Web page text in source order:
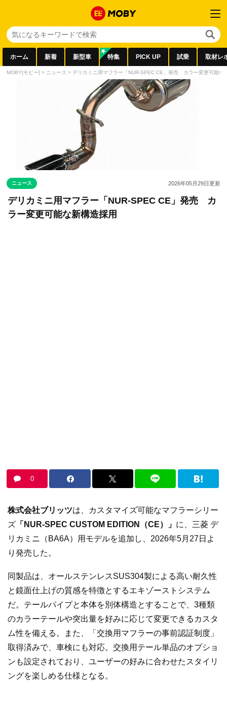
ホーム 新着 新型車 特集 PICK UP 試乗 取材レ
MOBY[モビー] > ニュース > デリカミニ用マフラー「NUR-SPEC CE」発売 カラー変更可能な
ニュース 2026年05月29日更新
デリカミニ用マフラー「NUR-SPEC CE」発売 カ
ラー変更可能な新構造採用
0
株式会社ブリッツは、カスタマイズ可能なマフラーシリー
ズ 「NUR-SPEC CUSTOM EDITION（CE）」 に、三菱 デ
リカミニ（BA6A）用モデルを追加し、2026年5月27日よ
り発売した。
同製品は、オールステンレスSUS304製による高い耐久性
と鏡面仕上げの質感を特徴とするエキゾーストシステム
だ。テールパイプと本体を別体構造とすることで、3種類
のカラーテールや突出量を好みに応じて変更できるカスタ
ム性を備える。また、「交換用マフラーの事前認証制度」
取得済みで、車検にも対応。交換用テール単品のオプショ
ンも設定されており、ユーザーの好みに合わせたスタイリ
ングを楽しめる仕様となる。